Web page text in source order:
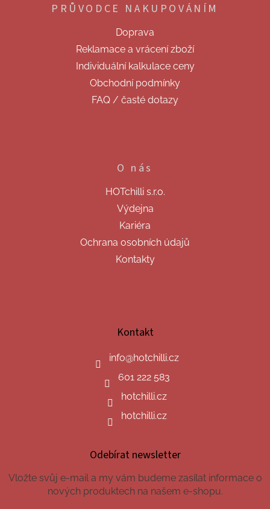
PRŮVODCE NAKUPOVÁNÍM
Doprava
Reklamace a vrácení zboží
Individuální kalkulace ceny
Obchodní podmínky
FAQ / časté dotazy
O nás
HOTchilli s.r.o.
Výdejna
Kariéra
Ochrana osobních údajů
Kontakty
Kontakt
info@hotchilli.cz
601 222 583
hotchilli.cz
hotchilli.cz
Odebírat newsletter
Vložte svůj e-mail a my vám budeme zasílat informace o
nových produktech na našem e-shopu.